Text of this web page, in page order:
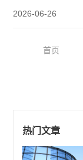
至59岁。这个差
验最丰富的阶段，
传统的“等生病再
经营构建一道健康
2026-06-26
首页
热门文章